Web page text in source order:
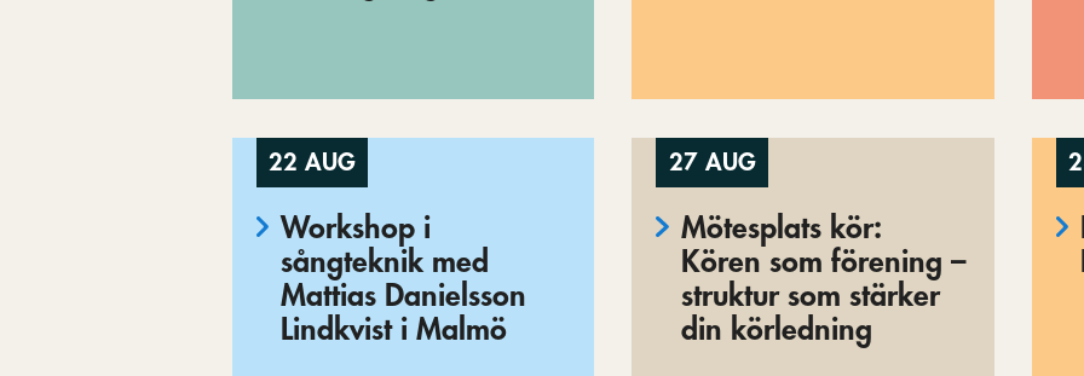
22 AUG
Workshop i
sångteknik med
Mattias Danielsson
Lindkvist i Malmö
27 AUG
Mötesplats kör:
Kören som förening –
struktur som stärker
din körledning